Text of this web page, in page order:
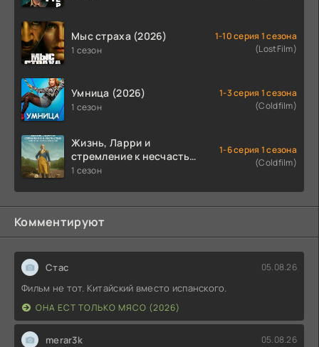
Мыс страха (2026)
1 сезон
1-10 серия 1 сезона
(LostFilm)
Умница (2026)
1 сезон
1-3 серия 1 сезона
(Coldfilm)
Жизнь, Ларри и
стремление к несчастью:
Почти история Америки
1 сезон
1-6 серия 1 сезона
(Coldfilm)
Комментируют
Стас 05.08.26
Фильм не тот. Китайский вместо испанского.
ОНА ЕСТ ТОЛЬКО МЯСО (2026)
merar3k 05.08.26